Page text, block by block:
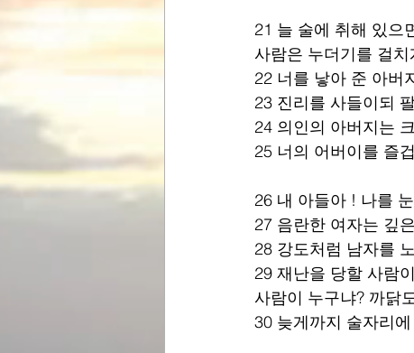
21 늘 술에 취해 있으
사람은 누더기를 걸치
22 너를 낳아 준 아버
23 진리를 사들이되
24 의인의 아버지는
25 너의 어버이를 즐
26 내 아들아 ! 나를
27 음란한 여자는 깊
28 강도처럼 남자를
29 재난을 당할 사람
사람이 누구냐? 까닭
30 늦게까지 술자리